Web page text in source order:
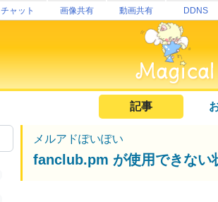
チャット 画像共有 動画共有 DDNS
記事
メルアドぽいぽい
fanclub.pm が使用できない